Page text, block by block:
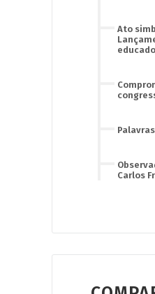
Ato
Carlos